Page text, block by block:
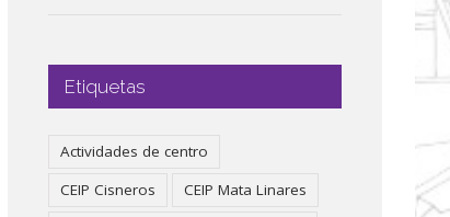
Etiquetas
Actividades de centro
CEIP Cisneros
CEIP Mata Linares